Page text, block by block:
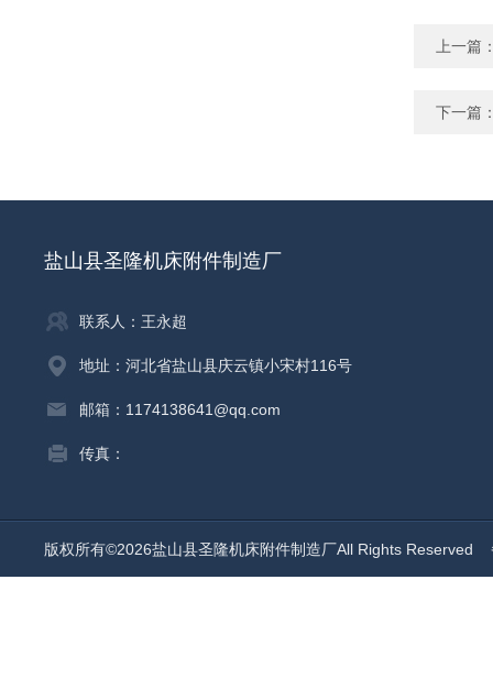
上一篇
下一篇
盐山县圣隆机床附件制造厂
联系人：王永超
地址：河北省盐山县庆云镇小宋村116号
邮箱：1174138641@qq.com
传真：
版权所有©2026盐山县圣隆机床附件制造厂All Rights Reserved